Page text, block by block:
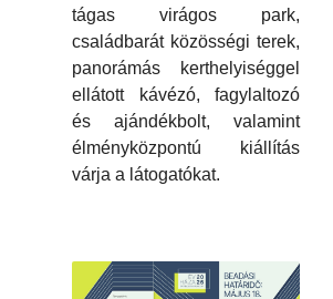
tágas virágos park,
családbarát közösségi terek,
panorámás kerthelyiséggel
ellátott kávézó, fagylaltozó
és ajándékbolt, valamint
élményközpontú kiállítás
várja a látogatókat.